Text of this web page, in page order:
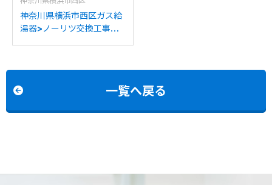
神奈川県横浜市西区ガス給
湯器>ノーリツ交換工事施
一覧へ戻る